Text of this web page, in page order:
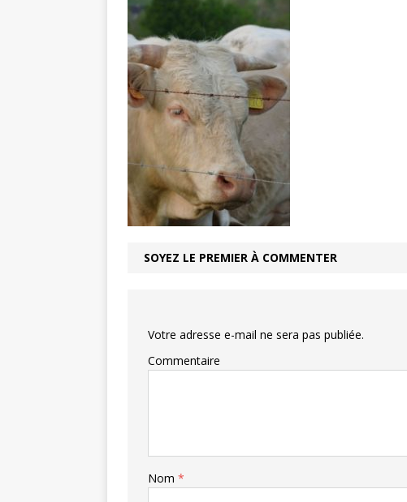
[ 1 août 2026 ]
COMMUNE
[ 6 août 2026 ]
SOYEZ LE PREMIER À COMMENTER
Votre adresse e-mail ne sera pas publiée.
Commentaire
Nom *